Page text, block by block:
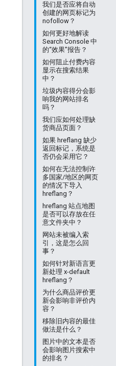
我们是否应将自动
创建的网页标记为
nofollow？
如何更好地解读
Search Console 中
的“效果”报告？
如何阻止付费内容
显示在搜索结果
中？
垃圾内容得分会影
响我的网站排名
吗？
我们应如何处理缺
货商品页面？
如果 hreflang 缺少
返回标记，系统是
否仍会采用它？
如何在无法控制许
多国家/地区的网页
的情况下导入
hreflang？
hreflang 站点地图
是否可以存放在任
意文件夹中？
网站未被编入索
引，这是怎么回
事？
如何针对新语言更
新处理 x-default
hreflang？
为什么商品评价更
新会影响非评价内
容？
移除旧内容的最佳
做法是什么？
图片中的文本是否
会影响图片搜索中
的排名？